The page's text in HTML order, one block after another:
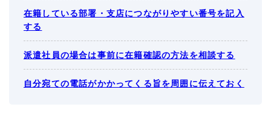
在籍している部署・支店につながりやすい番号を記入
する
派遣社員の場合は事前に在籍確認の方法を相談する
自分宛ての電話がかかってくる旨を周囲に伝えておく